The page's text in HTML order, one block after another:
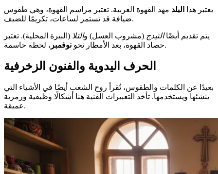
يعتبر هذا البلد مهد القهوة العربية. تعتبر مراسم القهوة، وهي طقوس
ضيافة قد تستمر لساعات، تكريمًا للضيف.
يتم تقديم أيضًاالتيدج (مشروب العسل) والتلا (البيرة المحلية). تعتبر
حصاد القهوة، بعد الأمطار نحو نوفمبر ، لحظة حاسمة.
الحرف اليدوية والفنون الزخرفية
بعيدًا عن الكلمات والطقوس، تُقرأ روح الشعب أيضًا في الأشياء التي
ينشئها ويستخدمها. تأخذ التعبيرات الفنية هنا أشكالًا وظيفية ورمزية
عميقة.